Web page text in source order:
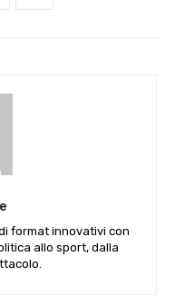
format innovativi con
allo sport, dalla